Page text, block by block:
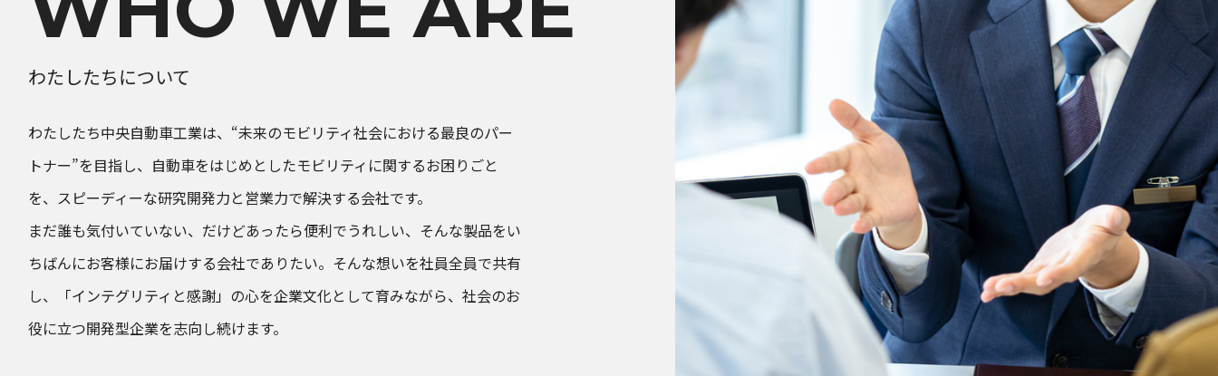
わたしたちについて
わたしたち中央自動車工業は、“未来のモビリティ社会における最良のパー
トナー”を目指し、自動車をはじめとしたモビリティに関するお困りごと
を、スピーディーな研究開発力と営業力で解決する会社です。
まだ誰も気付いていない、だけどあったら便利でうれしい、そんな製品をい
ちばんにお客様にお届けする会社でありたい。そんな想いを社員全員で共有
し、「インテグリティと感謝」の心を企業文化として育みながら、社会のお
役に立つ開発型企業を志向し続けます。